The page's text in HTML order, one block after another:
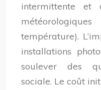
intermittente et
température).
installations
soulever des
sociale. Le coût